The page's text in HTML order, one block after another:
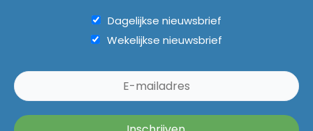
Dagelijkse nieuwsbrief
Wekelijkse nieuwsbrief